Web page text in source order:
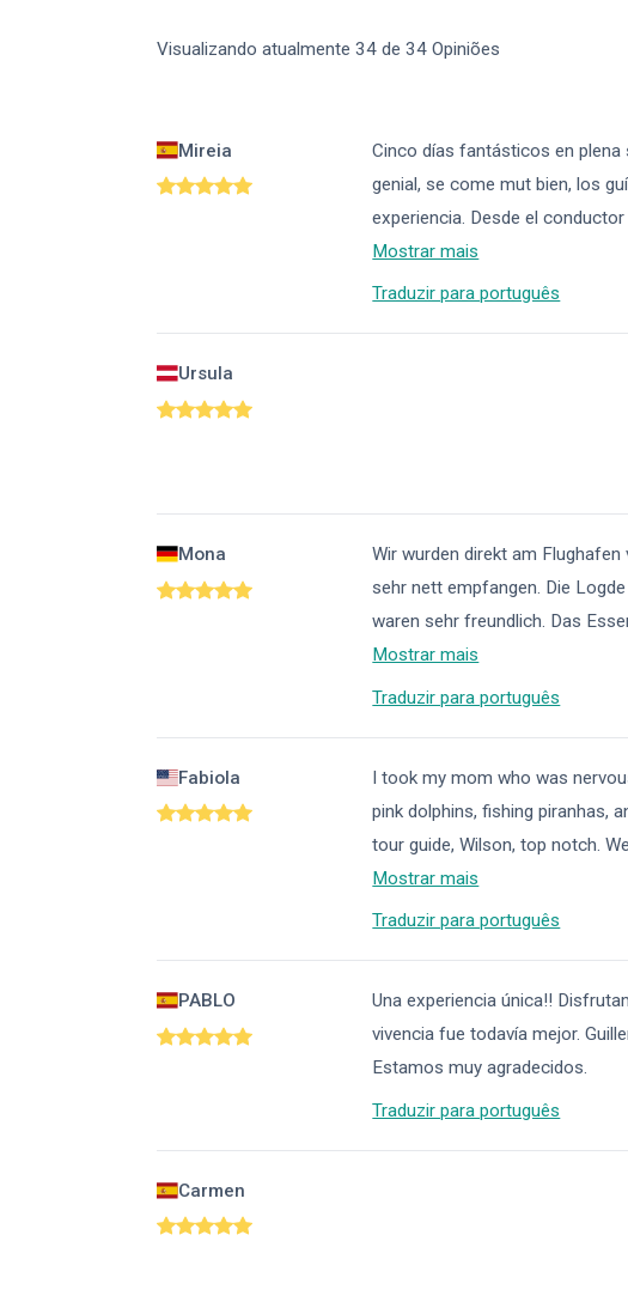
Visualizando atualmente 34 de 34 Opiniões
Mireia
Cinco días fantásticos en plena
genial, se come mut bien, los
experiencia. Desde el
Mostrar mais
Traduzir para português
Ursula
Mona
Wir wurden direkt am
sehr nett empfangen. Die
waren sehr freundlich. Das
Mostrar mais
Traduzir para português
Fabiola
I took my mom who was
pink dolphins, fishing piranhas,
tour guide, Wilson, top notch.
Mostrar mais
Traduzir para português
PABLO
Una experiencia única!!
vivencia fue todavía mejor.
Estamos muy agradecidos.
Traduzir para português
Carmen